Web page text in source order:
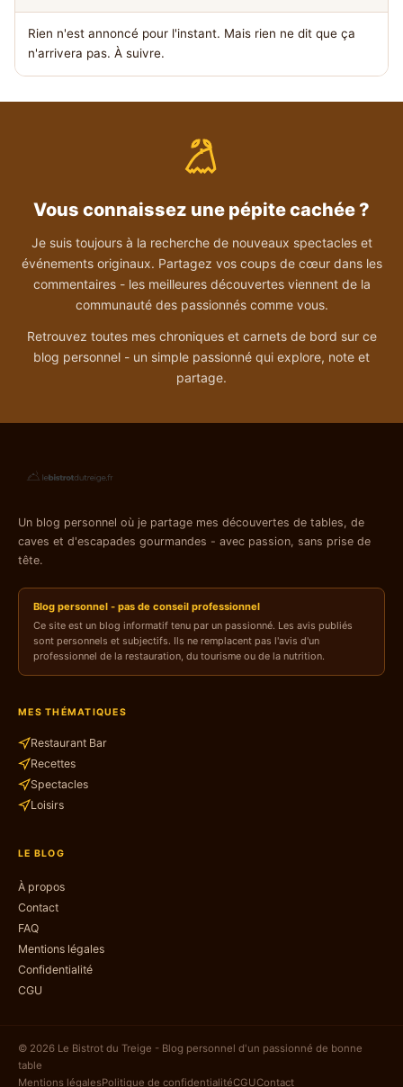
Rien n'est annoncé pour l'instant. Mais rien ne dit que ça
n'arrivera pas. À suivre.
Vous connaissez une pépite cachée ?
Je suis toujours à la recherche de nouveaux spectacles et
événements originaux. Partagez vos coups de cœur dans les
commentaires - les meilleures découvertes viennent de la
communauté des passionnés comme vous.
Retrouvez toutes mes chroniques et carnets de bord sur ce
blog personnel - un simple passionné qui explore, note et
partage.
Un blog personnel où je partage mes découvertes de tables, de
caves et d'escapades gourmandes - avec passion, sans prise de
tête.
Blog personnel - pas de conseil professionnel
Ce site est un blog informatif tenu par un passionné. Les avis publiés
sont personnels et subjectifs. Ils ne remplacent pas l'avis d'un
professionnel de la restauration, du tourisme ou de la nutrition.
MES THÉMATIQUES
Restaurant Bar
Recettes
Spectacles
Loisirs
LE BLOG
À propos
Contact
FAQ
Mentions légales
Confidentialité
CGU
© 2026 Le Bistrot du Treige - Blog personnel d'un passionné de bonne
table
Mentions légalesPolitique de confidentialitéCGUContact